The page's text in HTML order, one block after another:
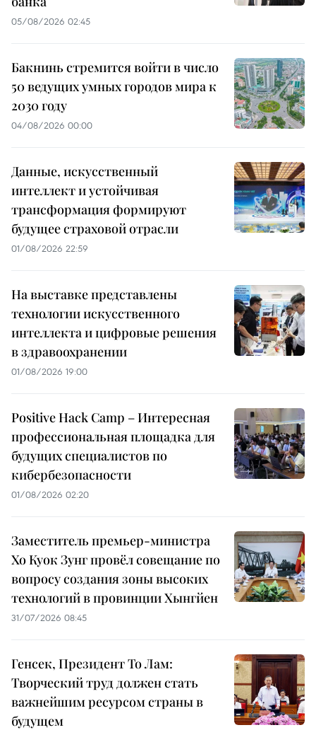
05/08/2026 02:45
Бакнинь стремится войти в число
50 ведущих умных городов мира к
2030 году
04/08/2026 00:00
Данные, искусственный
интеллект и устойчивая
трансформация формируют
будущее страховой отрасли
01/08/2026 22:59
На выставке представлены
технологии искусственного
интеллекта и цифровые решения
в здравоохранении
01/08/2026 19:00
Positive Hack Camp – Интересная
профессиональная площадка для
будущих специалистов по
кибербезопасности
01/08/2026 02:20
Заместитель премьер-министра
Хо Куок Зунг провёл совещание по
вопросу создания зоны высоких
технологий в провинции Хынгйен
31/07/2026 08:45
Генсек, Президент То Лам:
Творческий труд должен стать
важнейшим ресурсом страны в
будущем